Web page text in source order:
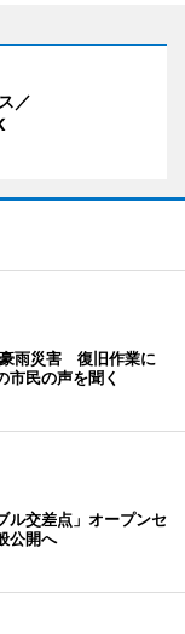
／
雨災害 復旧作業に
市民の声を聞く
ル交差点」オープンセ
公開へ